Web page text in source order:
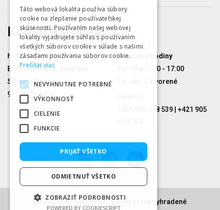
Kontaktné údaje
hAM SYSTEM s.r.o.
Bratislavská 42, Areál žel.
Stanice Zlatovce
911 05 Trenčín
Otváracie hodiny
7:00 - 17:00
Zatvorené
+421 905 348 539 | +421 905
2026 © predajkrmiv.sk | Všetky práva vyhradené
Táto webová lokalita používa súbory
cookie na zlepšenie používateľskej
skúsenosti. Používaním našej webovej
lokality vyjadrujete súhlas s používaním
všetkých súborov cookie v súlade s našimi
zásadami používania súborov cookie.
Prečítať viac
NEVYHNUTNE POTREBNÉ
VÝKONNOSŤ
CIELENIE
FUNKCIE
PRIJAŤ VŠETKO
ODMIETNUŤ VŠETKO
ZOBRAZIŤ PODROBNOSTI
POWERED BY COOKIESCRIPT